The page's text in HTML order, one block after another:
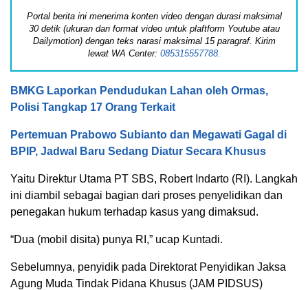
Portal berita ini menerima konten video dengan durasi maksimal
30 detik (ukuran dan format video untuk plaftform Youtube atau
Dailymotion) dengan teks narasi maksimal 15 paragraf. Kirim
lewat WA Center: 085315557788.
BMKG Laporkan Pendudukan Lahan oleh Ormas,
Polisi Tangkap 17 Orang Terkait
Pertemuan Prabowo Subianto dan Megawati Gagal di
BPIP, Jadwal Baru Sedang Diatur Secara Khusus
Yaitu Direktur Utama PT SBS, Robert Indarto (RI). Langkah
ini diambil sebagai bagian dari proses penyelidikan dan
penegakan hukum terhadap kasus yang dimaksud.
“Dua (mobil disita) punya RI,” ucap Kuntadi.
Sebelumnya, penyidik pada Direktorat Penyidikan Jaksa
Agung Muda Tindak Pidana Khusus (JAM PIDSUS)